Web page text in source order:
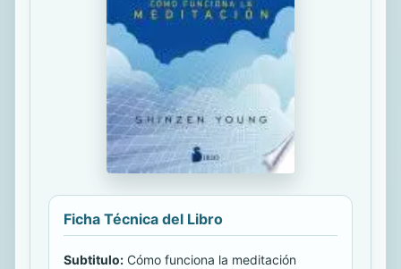
Ficha Técnica del Libro
Subtitulo: Cómo funciona la meditación